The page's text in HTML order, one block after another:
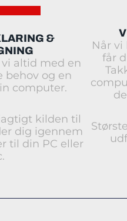
&
altid med en
behov og en
computer.
kilden til
dig igennem
til din PC eller
Når
får